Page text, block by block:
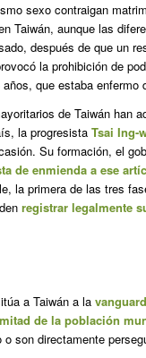
sexo contraigan
Taiwán, aunque las
después de que un
la prohibición de
que estaba enfermo
de Taiwán han
la progresista Tsai Ing-
Su formación, el
de enmienda a ese
la primera de las tres
registrar legalmente
a Taiwán a la
de la población
son directamente